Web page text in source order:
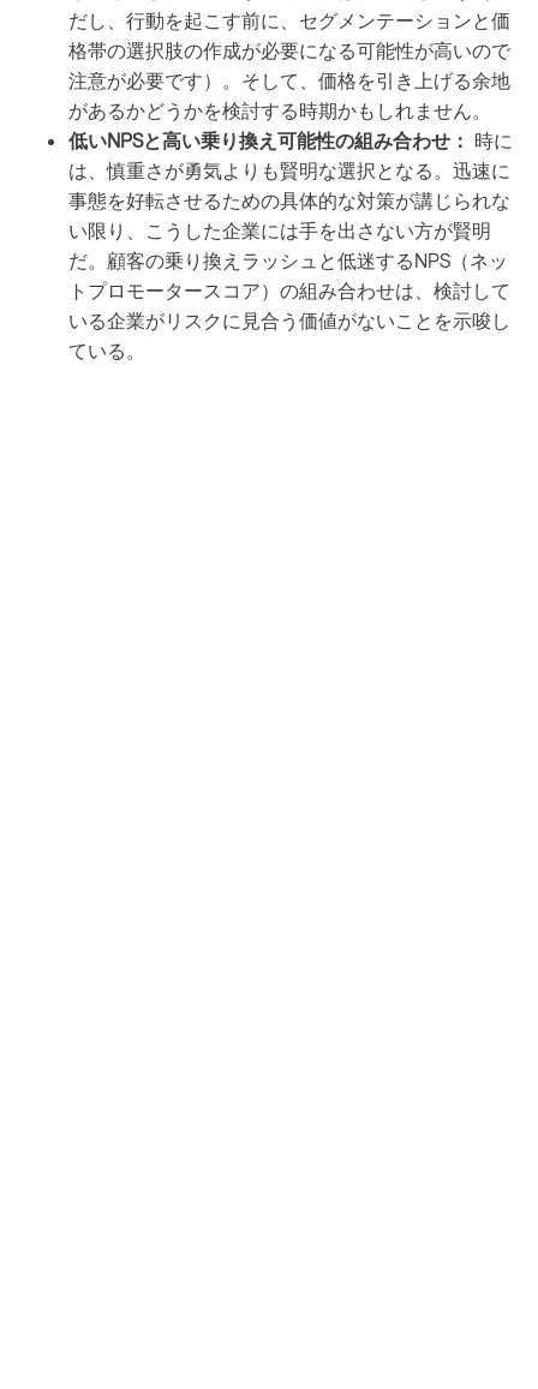
だし、行動を起こす前に、セグメンテーションと価
格帯の選択肢の作成が必要になる可能性が高いので
注意が必要です）。そして、価格を引き上げる余地
があるかどうかを検討する時期かもしれません。
低いNPSと高い乗り換え可能性の組み合わせ： 時に
は、慎重さが勇気よりも賢明な選択となる。迅速に
事態を好転させるための具体的な対策が講じられな
い限り、こうした企業には手を出さない方が賢明
だ。顧客の乗り換えラッシュと低迷するNPS（ネッ
トプロモータースコア）の組み合わせは、検討して
いる企業がリスクに見合う価値がないことを示唆し
ている。